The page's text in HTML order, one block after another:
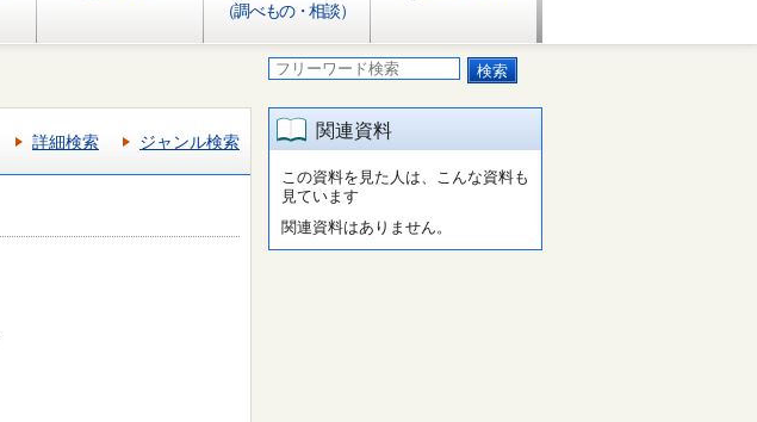
（調べもの・相談）
詳細検索 ジャンル検索
関連資料
この資料を見た人は、こんな資料も
見ています
関連資料はありません。